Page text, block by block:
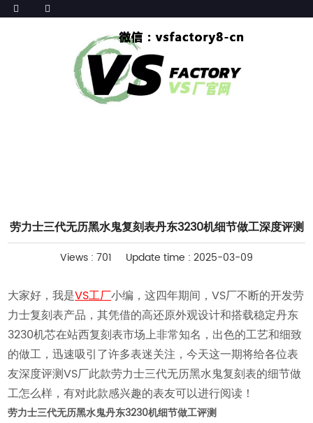
劳力士三代无历黑水鬼复刻表丹东3230机细节做工深度评测
Views : 701 Update time : 2025-03-09
大家好，我是VS工厂小编，这四年期间，VS厂不断的开发劳
力士复刻表产品，其凭借的高还原外观设计和搭载稳定丹东
3230机芯在站西复刻表市场上非常知名，出色的工艺和细致
的做工，迅速吸引了许多表迷关注，今天这一期将给各位表
友深度评测VS厂此款劳力士三代无历黑水鬼复刻表的细节做
工怎么样，有对此款感兴趣的表友可以进行阅读！
劳力士三代无历黑水鬼丹东3230机细节做工评测